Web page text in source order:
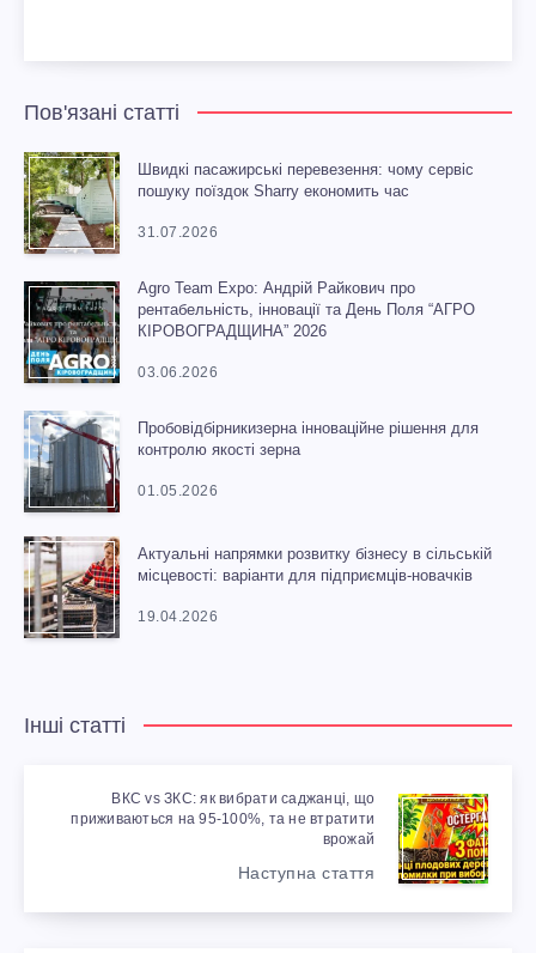
Пов'язані статті
Швидкі пасажирські перевезення: чому сервіс
пошуку поїздок Sharry економить час
31.07.2026
Agro Team Expo: Андрій Райкович про
рентабельність, інновації та День Поля “АГРО
КІРОВОГРАДЩИНА” 2026
03.06.2026
Пробовідбірникизерна інноваційне рішення для
контролю якості зерна
01.05.2026
Актуальні напрямки розвитку бізнесу в сільській
місцевості: варіанти для підприємців-новачків
19.04.2026
Інші статті
ВКС vs ЗКС: як вибрати саджанці, що
приживаються на 95-100%, та не втратити
врожай
Наступна стаття